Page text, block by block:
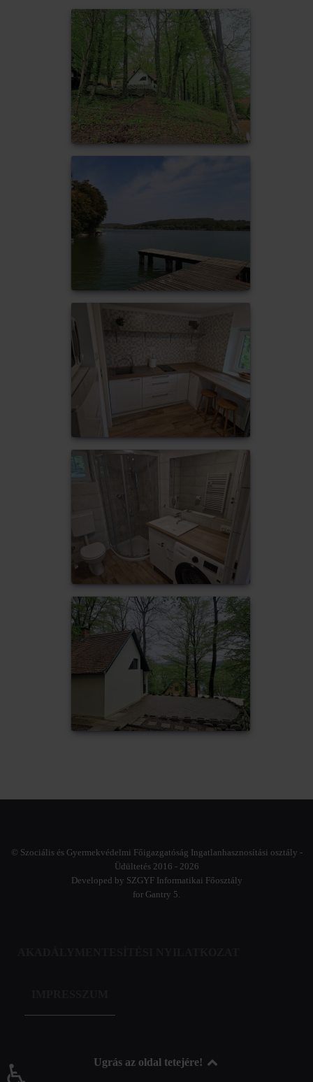
© Szociális és Gyermekvédelmi Főigazgatóság Ingatlanhasznosítási osztály -
Üdültetés 2016 - 2026
Developed by SZGYF Informatikai Főosztály
for Gantry 5.
Ugrás az oldal tetejére!